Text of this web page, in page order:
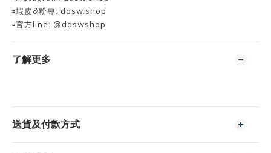
▫️蝦皮&粉專: ddsw.shop
▫️官方line: @ddswshop
了解更多
送貨及付款方式